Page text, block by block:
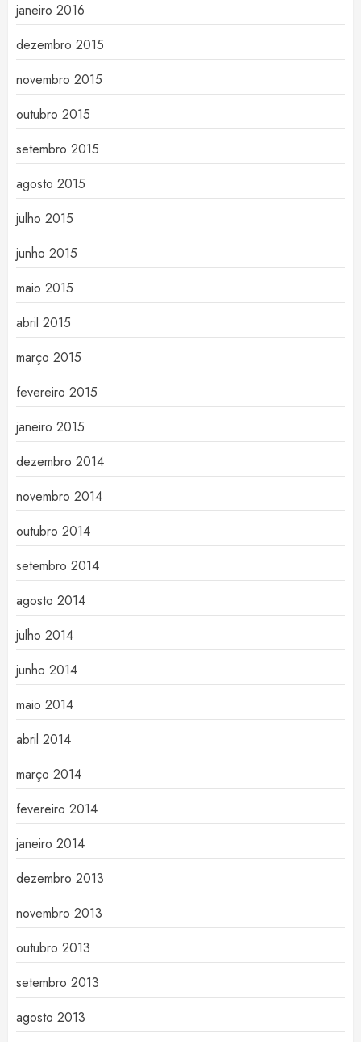
janeiro 2016
dezembro 2015
novembro 2015
outubro 2015
setembro 2015
agosto 2015
julho 2015
junho 2015
maio 2015
abril 2015
março 2015
fevereiro 2015
janeiro 2015
dezembro 2014
novembro 2014
outubro 2014
setembro 2014
agosto 2014
julho 2014
junho 2014
maio 2014
abril 2014
março 2014
fevereiro 2014
janeiro 2014
dezembro 2013
novembro 2013
outubro 2013
setembro 2013
agosto 2013